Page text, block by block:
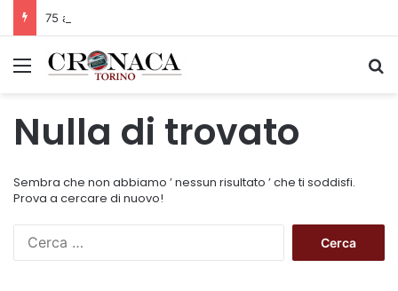
Menu
Nulla di trovato
Sembra che non abbiamo ’ nessun risultato ’ che ti soddisfi.
Prova a cercare di nuovo!